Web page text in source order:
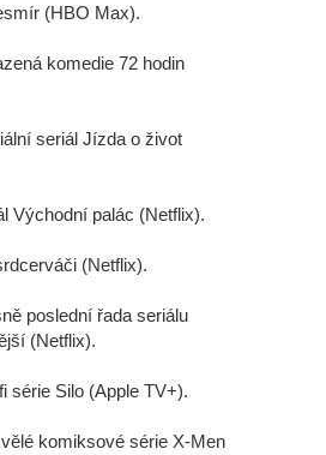
(HBO Max).
komedie 72 hodin
seriál Jízda o život
Východní palác (Netflix).
(Netflix).
poslední řada seriálu
(Netflix).
série Silo (Apple TV+).
komiksové série X-Men